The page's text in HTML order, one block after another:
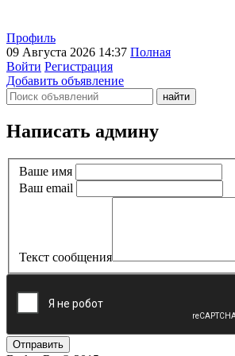
Профиль
09 Августа 2026 14:37 Полная
Войти Регистрация
Добавить объявление
Написать админу
Ваше имя
Ваш email
Текст сообщения
Отправить